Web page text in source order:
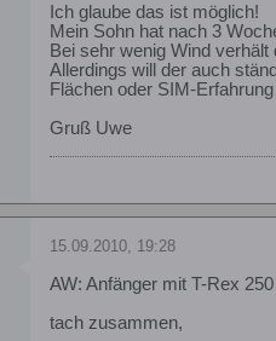
Ich glaube das ist möglich!
Mein Sohn hat nach 3
Bei sehr wenig Wind
Allerdings will der auch
Flächen oder SIM-
Gruß Uwe
15.09.2010, 19:28
AW: Anfänger mit T-Rex 250
tach zusammen,